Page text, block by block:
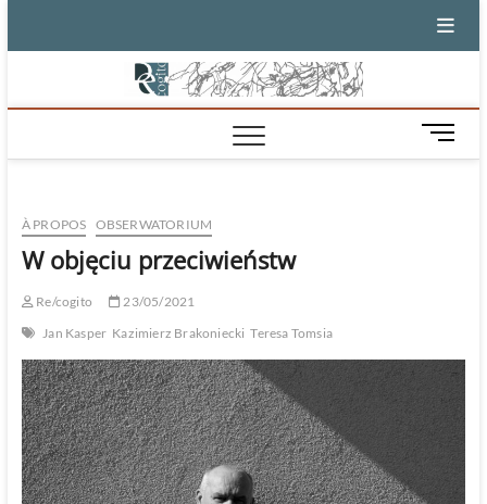
M
e
À PROPOS OBSERWATORIUM
W objęciu przeciwieństw
Re/cogito
23/05/2021
Jan Kasper Kazimierz Brakoniecki Teresa Tomsia